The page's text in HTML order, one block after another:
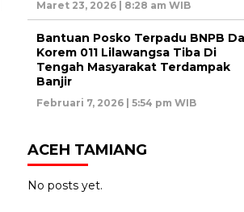
Maret 23, 2026 | 8:28 am WIB
Bantuan Posko Terpadu BNPB
Korem 011 Lilawangsa Tiba Di
Tengah Masyarakat Terdampak
Banjir
Februari 7, 2026 | 5:54 pm WIB
ACEH TAMIANG
No posts yet.